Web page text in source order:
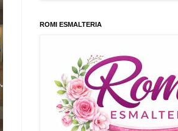
ROMI ESMALTERIA